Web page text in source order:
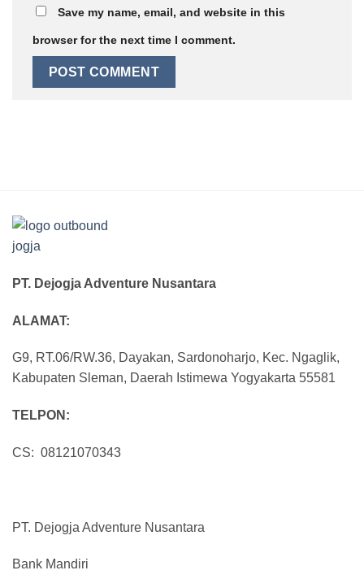
Save my name, email, and website in this
browser for the next time I comment.
PT. Dejogja Adventure Nusantara
ALAMAT:
G9, RT.06/RW.36, Dayakan, Sardonoharjo, Kec. Ngaglik,
Kabupaten Sleman, Daerah Istimewa Yogyakarta 55581
TELPON:
CS: 08121070343
PT. Dejogja Adventure Nusantara
Bank Mandiri